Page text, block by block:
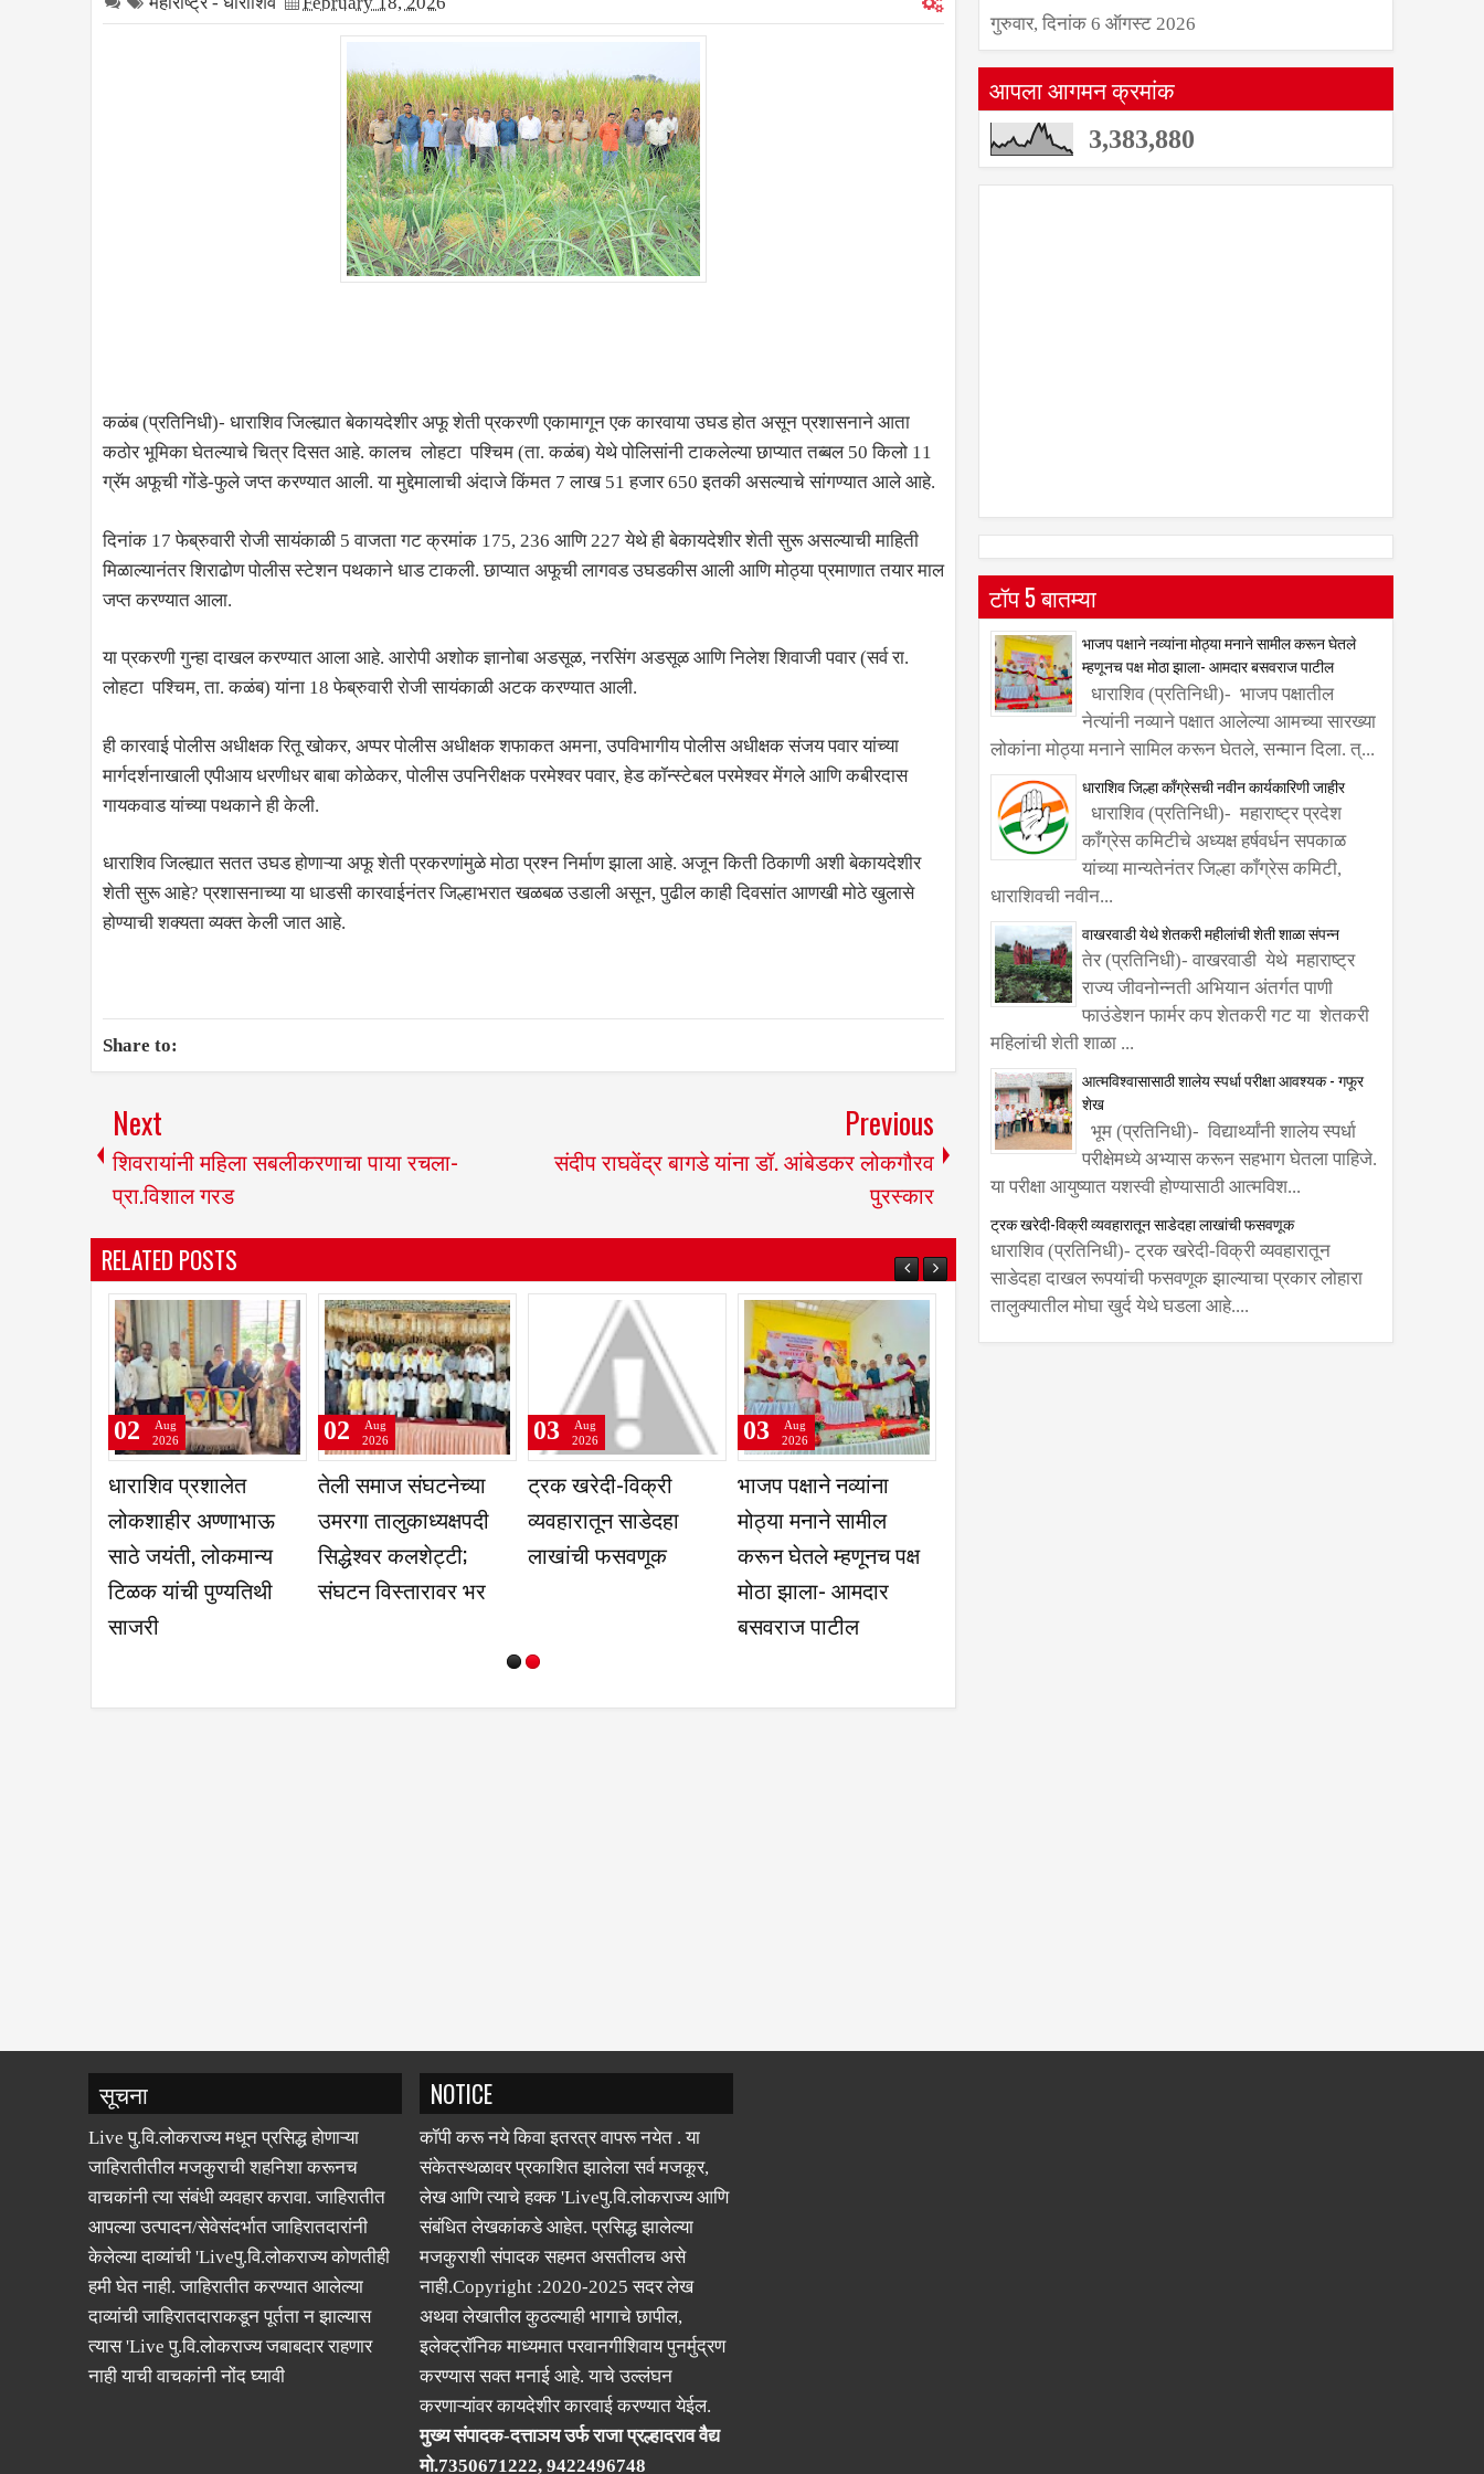
कळंब (प्रतिनिधी)- धाराशिव जिल्ह्यात बेकायदेशीर अफू शेती प्रकरणी एकामागून एक कारवाया उघड होत असून प्रशासनाने आता
कठोर भूमिका घेतल्याचे चित्र दिसत आहे. कालच लोहटा पश्चिम (ता. कळंब) येथे पोलिसांनी टाकलेल्या छाप्यात तब्बल 50 किलो 11
ग्रॅम अफूची गोंडे-फुले जप्त करण्यात आली. या मुद्देमालाची अंदाजे किंमत 7 लाख 51 हजार 650 इतकी असल्याचे सांगण्यात आले आहे.
दिनांक 17 फेब्रुवारी रोजी सायंकाळी 5 वाजता गट क्रमांक 175, 236 आणि 227 येथे ही बेकायदेशीर शेती सुरू असल्याची माहिती
मिळाल्यानंतर शिराढोण पोलीस स्टेशन पथकाने धाड टाकली. छाप्यात अफूची लागवड उघडकीस आली आणि मोठ्या प्रमाणात तयार माल
जप्त करण्यात आला.
या प्रकरणी गुन्हा दाखल करण्यात आला आहे. आरोपी अशोक ज्ञानोबा अडसूळ, नरसिंग अडसूळ आणि निलेश शिवाजी पवार (सर्व रा.
लोहटा पश्चिम, ता. कळंब) यांना 18 फेब्रुवारी रोजी सायंकाळी अटक करण्यात आली.
ही कारवाई पोलीस अधीक्षक रितू खोकर, अप्पर पोलीस अधीक्षक शफाकत अमना, उपविभागीय पोलीस अधीक्षक संजय पवार यांच्या
मार्गदर्शनाखाली एपीआय धरणीधर बाबा कोळेकर, पोलीस उपनिरीक्षक परमेश्वर पवार, हेड कॉन्स्टेबल परमेश्वर मेंगले आणि कबीरदास
गायकवाड यांच्या पथकाने ही केली.
धाराशिव जिल्ह्यात सतत उघड होणाऱ्या अफू शेती प्रकरणांमुळे मोठा प्रश्न निर्माण झाला आहे. अजून किती ठिकाणी अशी बेकायदेशीर
शेती सुरू आहे? प्रशासनाच्या या धाडसी कारवाईनंतर जिल्हाभरात खळबळ उडाली असून, पुढील काही दिवसांत आणखी मोठे खुलासे
होण्याची शक्यता व्यक्त केली जात आहे.
Share to:
Next
शिवरायांनी महिला सबलीकरणाचा पाया रचला-
प्रा.विशाल गरड
Previous
संदीप राघवेंद्र बागडे यांना डॉ. आंबेडकर लोकगौरव
पुरस्कार
RELATED POSTS
धाराशिव प्रशालेत
लोकशाहीर अण्णाभाऊ
साठे जयंती, लोकमान्य
टिळक यांची पुण्यतिथी
साजरी
02
Aug
2026
तेली समाज संघटनेच्या
उमरगा तालुकाध्यक्षपदी
सिद्धेश्वर कलशेट्टी;
संघटन विस्तारावर भर
02
Aug
2026
ट्रक खरेदी-विक्री
व्यवहारातून साडेदहा
लाखांची फसवणूक
03
Aug
2026
भाजप पक्षाने नव्यांना
मोठ्या मनाने सामील
करून घेतले म्हणूनच पक्ष
मोठा झाला- आमदार
बसवराज पाटील
03
Aug
2026
गुरुवार, दिनांक 6 ऑगस्ट 2026
आपला आगमन क्रमांक
3,383,880
टॉप 5 बातम्या
भाजप पक्षाने नव्यांना मोठ्या मनाने सामील करून घेतले
म्हणूनच पक्ष मोठा झाला- आमदार बसवराज पाटील
धाराशिव (प्रतिनिधी)- भाजप पक्षातील
नेत्यांनी नव्याने पक्षात आलेल्या आमच्या सारख्या
लोकांना मोठ्या मनाने सामिल करून घेतले, सन्मान दिला. त्...
धाराशिव जिल्हा काँग्रेसची नवीन कार्यकारिणी जाहीर
धाराशिव (प्रतिनिधी)- महाराष्ट्र प्रदेश
काँग्रेस कमिटीचे अध्यक्ष हर्षवर्धन सपकाळ
यांच्या मान्यतेनंतर जिल्हा काँग्रेस कमिटी,
धाराशिवची नवीन...
वाखरवाडी येथे शेतकरी महीलांची शेती शाळा संपन्न
तेर (प्रतिनिधी)- वाखरवाडी येथे महाराष्ट्र
राज्य जीवनोन्नती अभियान अंतर्गत पाणी
फाउंडेशन फार्मर कप शेतकरी गट या शेतकरी
महिलांची शेती शाळा ...
आत्मविश्वासासाठी शालेय स्पर्धा परीक्षा आवश्यक - गफूर
शेख
भूम (प्रतिनिधी)- विद्यार्थ्यांनी शालेय स्पर्धा
परीक्षेमध्ये अभ्यास करून सहभाग घेतला पाहिजे.
या परीक्षा आयुष्यात यशस्वी होण्यासाठी आत्मविश...
ट्रक खरेदी-विक्री व्यवहारातून साडेदहा लाखांची फसवणूक
धाराशिव (प्रतिनिधी)- ट्रक खरेदी-विक्री व्यवहारातून
साडेदहा दाखल रूपयांची फसवणूक झाल्याचा प्रकार लोहारा
तालुक्यातील मोघा खुर्द येथे घडला आहे....
सूचना
Live पु.वि.लोकराज्य मधून प्रसिद्ध होणाऱ्या
जाहिरातीतील मजकुराची शहनिशा करूनच
वाचकांनी त्या संबंधी व्यवहार करावा. जाहिरातीत
आपल्या उत्पादन/सेवेसंदर्भात जाहिरातदारांनी
केलेल्या दाव्यांची 'Liveपु.वि.लोकराज्य कोणतीही
हमी घेत नाही. जाहिरातीत करण्यात आलेल्या
दाव्यांची जाहिरातदाराकडून पूर्तता न झाल्यास
त्यास 'Live पु.वि.लोकराज्य जबाबदार राहणार
नाही याची वाचकांनी नोंद घ्यावी
NOTICE
कॉपी करू नये किवा इतरत्र वापरू नयेत . या
संकेतस्थळावर प्रकाशित झालेला सर्व मजकूर,
लेख आणि त्याचे हक्क 'Liveपु.वि.लोकराज्य आणि
संबंधित लेखकांकडे आहेत. प्रसिद्ध झालेल्या
मजकुराशी संपादक सहमत असतीलच असे
नाही.Copyright :2020-2025 सदर लेख
अथवा लेखातील कुठल्याही भागाचे छापील,
इलेक्ट्रॉनिक माध्यमात परवानगीशिवाय पुनर्मुद्रण
करण्यास सक्त मनाई आहे. याचे उल्लंघन
करणाऱ्यांवर कायदेशीर कारवाई करण्यात येईल.
मुख्य संपादक-दत्ताञय उर्फ राजा प्रल्हादराव वैद्य
मो.7350671222, 9422496748